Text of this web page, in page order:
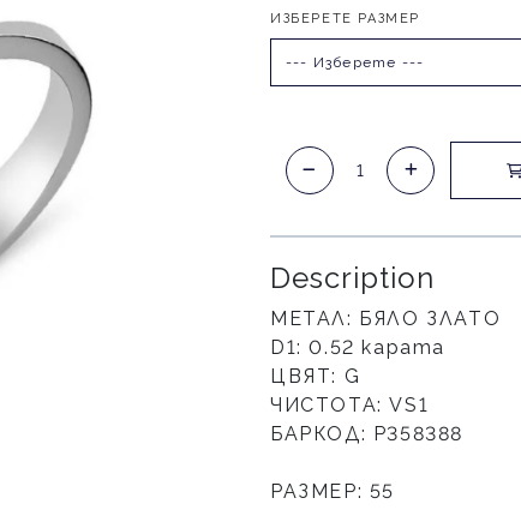
ИЗБЕРЕТЕ РАЗМЕР
--- Изберете ---
Description
МЕТАЛ: БЯЛО ЗЛАТО
D1: 0.52 карата
ЦВЯТ: G
ЧИСТОТА: VS1
БАРКОД: Р358388
РАЗМЕР: 55